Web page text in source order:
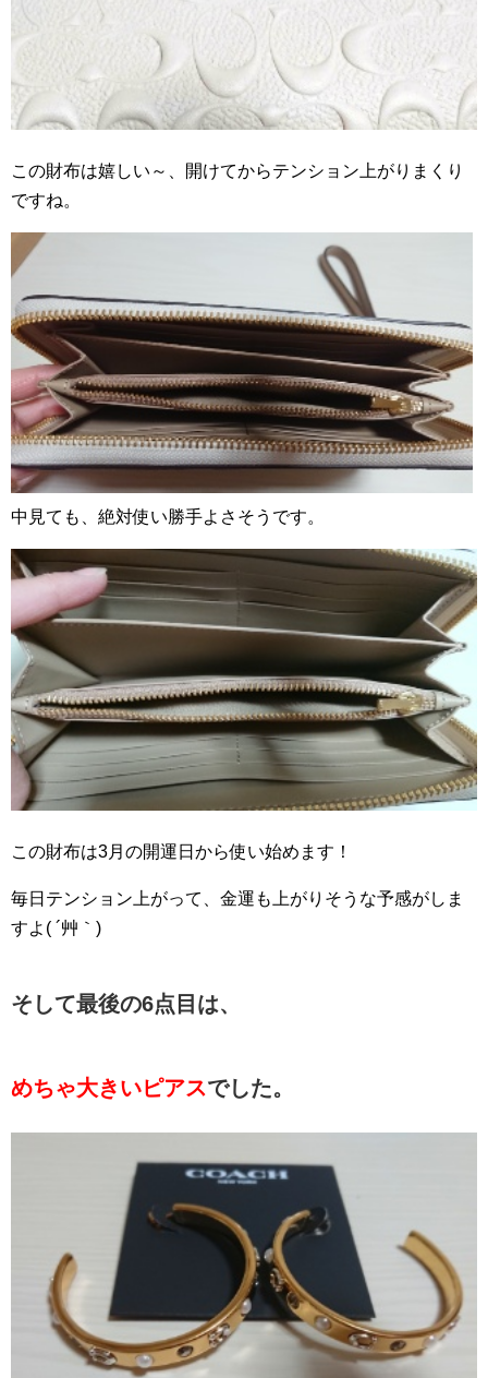
この財布は嬉しい～、開けてからテンション上がりまくり
ですね。
中見ても、絶対使い勝手よさそうです。
この財布は3月の開運日から使い始めます！
毎日テンション上がって、金運も上がりそうな予感がしま
すよ( ´艸｀)
そして最後の6点目は、
めちゃ大きいピアスでした。